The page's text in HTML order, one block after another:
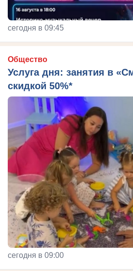
сегодня в 09:45
Общество
Услуга дня: занятия в
скидкой 50%*
сегодня в 09:00